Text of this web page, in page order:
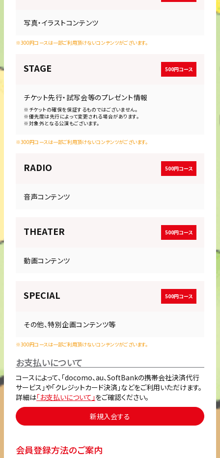
写真・イラストコンテンツ
※300円コースは一部ご利用頂けないコンテンツがございます。
STAGE 500円コース
チケット先行・試写会等のプレゼント情報
※チケットの確保を保証するものではございません。
※優先度は先行によって変更される場合があります。
※対象外となる公演もございます。
※300円コースは一部ご利用頂けないコンテンツがございます。
RADIO 500円コース
音声コンテンツ
THEATER 500円コース
動画コンテンツ
SPECIAL 500円コース
その他、特別企画コンテンツ等
※300円コースは一部ご利用頂けないコンテンツがございます。
お支払いについて
コースによって、「docomo、au、SoftBankの携帯会社決済代行
サービス」や「クレジットカード決済」などをご利用いただけます。
詳細は「お支払いについて」をご確認ください。
新規入会する
会員登録方法のご案内